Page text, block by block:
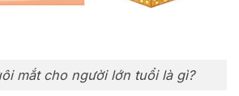
mắt cho người lớn tuổi là gì?